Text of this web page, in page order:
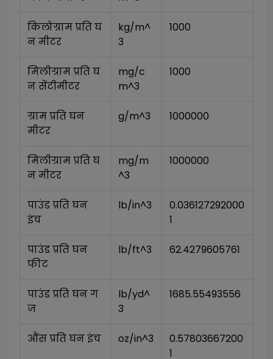
किलोग्राम प्रति घ
न मीटर
kg/m^
3
1000
मिलीग्राम प्रति घ
न सेंटीमीटर
mg/c
m^3
1000
ग्राम प्रति घन
मीटर
g/m^3 1000000
मिलीग्राम प्रति घ
न मीटर
mg/m
^3
1000000
पाउंड प्रति घन
इंच
lb/in^3
0.036127292000
1
पाउंड प्रति घन
फीट
lb/ft^3 62.4279605761
पाउंड प्रति घन ग
ज
lb/yd^
3
1685.55493556
औंस प्रति घन इंच oz/in^3
0.57803667200
1